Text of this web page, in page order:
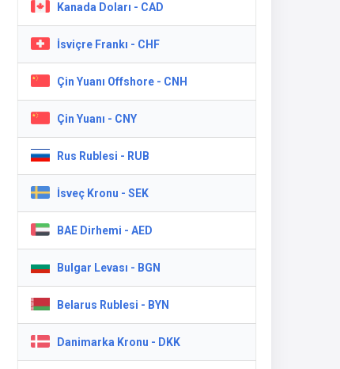
Kanada Doları - CAD
İsviçre Frankı - CHF
Çin Yuanı Offshore - CNH
Çin Yuanı - CNY
Rus Rublesi - RUB
İsveç Kronu - SEK
BAE Dirhemi - AED
Bulgar Levası - BGN
Belarus Rublesi - BYN
Danimarka Kronu - DKK